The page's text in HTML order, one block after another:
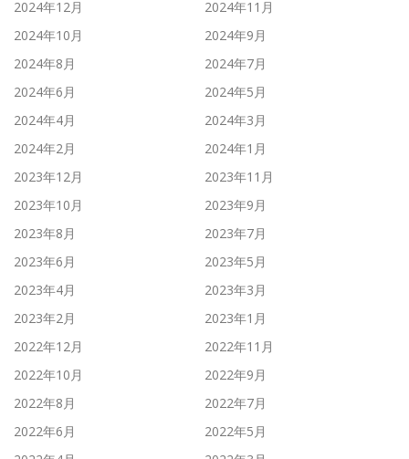
2024年12月
2024年11月
2024年10月
2024年9月
2024年8月
2024年7月
2024年6月
2024年5月
2024年4月
2024年3月
2024年2月
2024年1月
2023年12月
2023年11月
2023年10月
2023年9月
2023年8月
2023年7月
2023年6月
2023年5月
2023年4月
2023年3月
2023年2月
2023年1月
2022年12月
2022年11月
2022年10月
2022年9月
2022年8月
2022年7月
2022年6月
2022年5月